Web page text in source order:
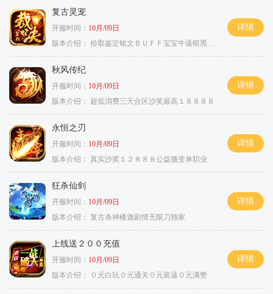
复古灵宠
开服时间： 10月/09日
版本介绍： 拾取鉴定铭文ＢＵＦＦ宝宝牛逼暗黑属性
详情
秋风传纪
开服时间： 10月/09日
版本介绍：
超低消费三天合区沙奖最高１８８８８
详情
永恒之刃
开服时间： 10月/09日
版本介绍： 真实沙奖１２８８８公益微变单职业
详情
狂杀仙剑
开服时间： 10月/09日
版本介绍： 复古杀神楼迦剧情无限刀独家
详情
上线送２００充值
开服时间： 10月/09日
版本介绍：
０元白玩０元通关０元装逼０元满赞
详情